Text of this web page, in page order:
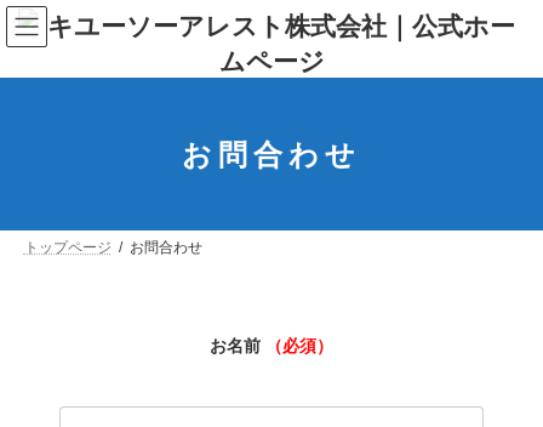
コ
ン
テ
ン
ナ
ビ
ゲ
ー
お問合わせ
トップページ お問合わせ
お名前 （必須）